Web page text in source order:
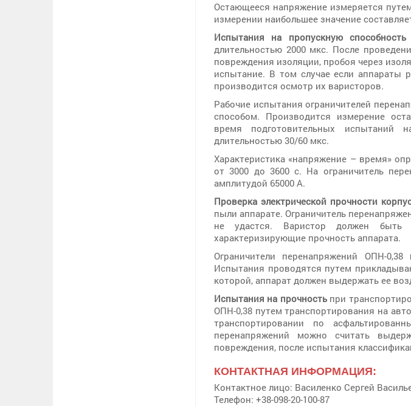
Остающееся напряжение измеряется
измерении наибольшее значение
Испытания на пропускную способность
длительностью 2000 мкс. После
повреждения изоляции, пробоя через
испытание. В том случае если аппараты
производится осмотр их варисторов.
Рабочие испытания ограничителей
способом. Производится измерение
время подготовительных испытаний
длительностью 30/60 мкс.
Характеристика «напряжение – время»
от 3000 до 3600 с. На ограничитель
амплитудой 65000 А.
Проверка электрической прочности
пыли аппарате. Ограничитель
не удастся. Варистор должен быть
характеризирующие прочность аппарата.
Ограничители перенапряжений ОПН-0,38
Испытания проводятся путем
которой, аппарат должен выдержать ее
Испытания на прочностьпри
ОПН-0,38 путем транспортирования на
транспортировании по
перенапряжений можно считать
повреждения, после испытания
КОНТАКТНАЯ ИНФОРМАЦИЯ:
Контактное лицо: Василенко Сергей
Телефон: +38-098-20-100-87